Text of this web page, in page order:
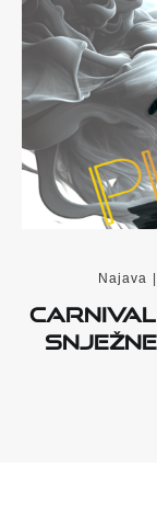
Najava |
Carnival